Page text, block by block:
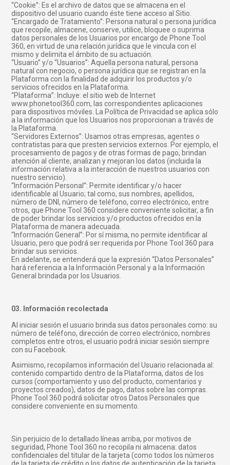
“Cookie”: Es el archivo de datos que se almacena en el
dispositivo del usuario cuando éste tiene acceso al Sitio.
“Encargado de Tratamiento”: Persona natural o persona jurídica
que recopile, almacene, conserve, utilice, bloquee o suprima
datos personales de los Usuarios por encargo de Phone Tool
360, en virtud de una relación jurídica que le vincula con el
mismo y delimita el ámbito de su actuación.
“Usuario” y/o “Usuarios”: Aquella persona natural, persona
natural con negocio, o persona jurídica que se registran en la
Plataforma con la finalidad de adquirir los productos y/o
servicios ofrecidos en la Plataforma.
“Plataforma”: Incluye: el sitio web de Internet
www.phonetool360.com, las correspondientes aplicaciones
para dispositivos móviles. La Política de Privacidad se aplica sólo
a la información que los Usuarios nos proporcionan a través de
la Plataforma.
“Servidores Externos”: Usamos otras empresas, agentes o
contratistas para que presten servicios externos. Por ejemplo, el
procesamiento de pagos y de otras formas de pago, brindan
atención al cliente, analizan y mejoran los datos (incluida la
información relativa a la interacción de nuestros usuarios con
nuestro servicio).
“Información Personal”: Permite identificar y/o hacer
identificable al Usuario; tal como, sus nombres, apellidos,
número de DNI, número de teléfono, correo electrónico, entre
otros, que Phone Tool 360 considere conveniente solicitar, a fin
de poder brindar los servicios y/o productos ofrecidos en la
Plataforma de manera adecuada.
“Información General”: Por sí misma, no permite identificar al
Usuario, pero que podrá ser requerida por Phone Tool 360 para
brindar sus servicios.
En adelante, se entenderá que la expresión “Datos Personales”
hará referencia a la Información Personal y a la Información
General brindada por los Usuarios.
03. Información recolectada
Al iniciar sesión el usuario brinda sus datos personales como: su
número de teléfono, dirección de correo electrónico, nombres
completos entre otros, el usuario podrá iniciar sesión siempre
con su Facebook.
Asimismo, recopilamos información del Usuario relacionada al:
contenido compartido dentro de la Plataforma, datos de los
cursos (comportamiento y uso del producto, comentarios y
proyectos creados), datos de pago, datos sobre las compras.
Phone Tool 360 podrá solicitar otros Datos Personales que
considere conveniente en su momento.
Sin perjuicio de lo detallado líneas arriba, por motivos de
seguridad, Phone Tool 360 no recopila ni almacena: datos
confidenciales del titular de la tarjeta (como todos los números
de la tarjeta de crédito o los datos de autenticación de la tarjeta